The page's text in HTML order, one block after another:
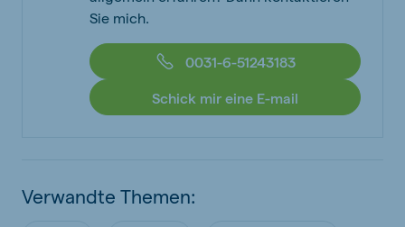
Sie mich.
0031-6-51243183
Schick mir eine E-mail
Verwandte Themen: